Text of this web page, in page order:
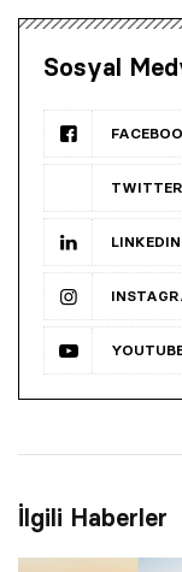
Sosyal
TWITTER
LINKEDIN
İlgili Haberler